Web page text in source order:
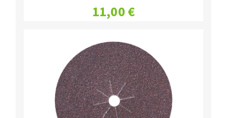
11,00 €